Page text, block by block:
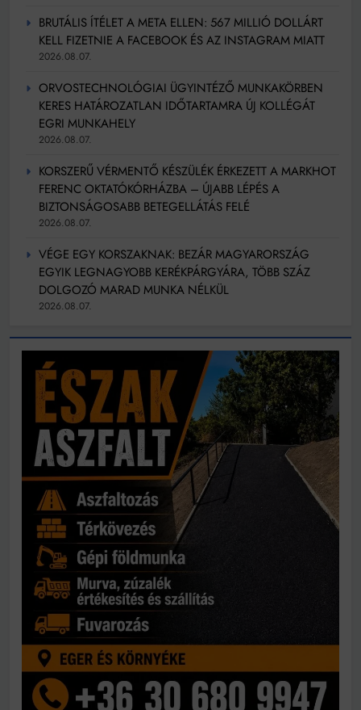
BRUTÁLIS ÍTÉLET A META ELLEN: 567 MILLIÓ DOLLÁRT
KELL FIZETNIE A FACEBOOK ÉS AZ INSTAGRAM MIATT
2026.08.07.
ORVOSTECHNOLÓGIAI ÜGYINTÉZŐ MUNKAKÖRBEN
KERES HATÁROZATLAN IDŐTARTAMRA ÚJ KOLLÉGÁT
EGRI MUNKAHELY
2026.08.07.
KORSZERŰ VÉRMENTŐ KÉSZÜLÉK ÉRKEZETT A MARKHOT
FERENC OKTATÓKÓRHÁZBA – ÚJABB LÉPÉS A
BIZTONSÁGOSABB BETEGELLÁTÁS FELÉ
2026.08.07.
VÉGE EGY KORSZAKNAK: BEZÁR MAGYARORSZÁG
EGYIK LEGNAGYOBB KERÉKPÁRGYÁRA, TÖBB SZÁZ
DOLGOZÓ MARAD MUNKA NÉLKÜL
2026.08.07.